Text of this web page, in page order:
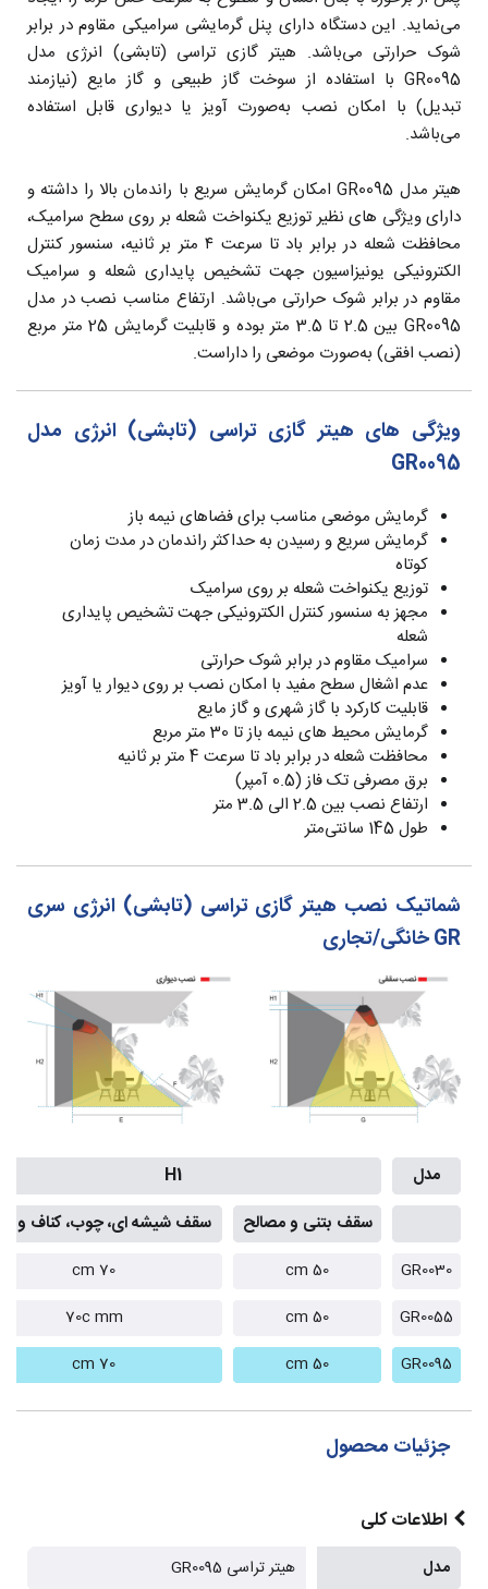
می‌نماید. این دستگاه دارای پنل گرمایشی سرامیکی مقاوم در برابر
شوک حرارتی می‌باشد. هیتر گازی تراسی (تابشی) انرژی مدل
GR0095 با استفاده از سوخت گاز طبیعی و گاز مایع (نیازمند
تبدیل) با امکان نصب به‌صورت آویز یا دیواری قابل استفاده
می‌باشد.
هیتر مدل GR0095 امکان گرمایش سریع با راندمان بالا را داشته و
دارای ویژگی های نظیر توزیع یکنواخت شعله بر روی سطح سرامیک،
محافظت شعله در برابر باد تا سرعت ۴ متر بر ثانیه، سنسور کنترل
الکترونیکی یونیزاسیون جهت تشخیص پایداری شعله و سرامیک
مقاوم در برابر شوک حرارتی می‌باشد. ارتفاع مناسب نصب در مدل
GR0095 بین 2.5 تا 3.5 متر بوده و قابلیت گرمایش 25 متر مربع
(نصب افقی) به‌صورت موضعی را داراست.
ویژگی های هیتر گازی تراسی (تابشی) انرژی مدل
GR0095
گرمایش موضعی مناسب برای فضاهای نیمه باز
گرمایش سریع و رسیدن به حداکثر راندمان در مدت زمان
کوتاه
توزیع یکنواخت شعله بر روی سرامیک
مجهز به سنسور کنترل الکترونیکی جهت تشخیص پایداری
شعله
سرامیک مقاوم در برابر شوک حرارتی
عدم اشغال سطح مفید با امکان نصب بر روی دیوار یا آویز
قابلیت کارکرد با گاز شهری و گاز مایع
گرمایش محیط های نیمه باز تا 30 متر مربع
محافظت شعله در برابر باد تا سرعت 4 متر بر ثانیه
برق مصرفی تک فاز (0.5 آمپر)
ارتفاع نصب بین 2.5 الی 3.5 متر
طول 145 سانتی‌متر
شماتیک نصب هیتر گازی تراسی (تابشی) انرژی سری
GR خانگی/تجاری
مدل
H1
سقف بتنی و مصالح
سقف شیشه ای، چوب، کناف و PVC
GR0030
50 cm
70 cm
GR0055
50 cm
70c mm
GR0095
50 cm
70 cm
جزئیات محصول
اطلاعات کلی
مدل هیتر تراسی GR0095